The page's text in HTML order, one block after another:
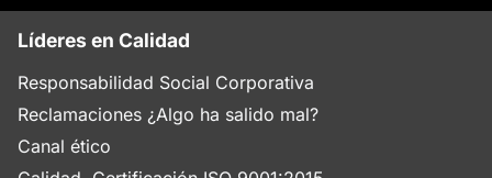
Líderes en Calidad
Responsabilidad Social Corporativa
Reclamaciones ¿Algo ha salido mal?
Canal ético